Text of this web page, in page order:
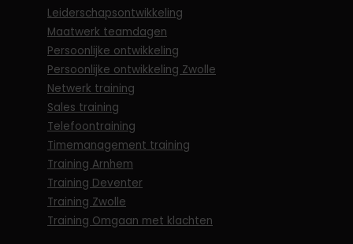
Leiderschapsontwikkeling
Maatwerk teamdagen
Persoonlijke ontwikkeling
Persoonlijke ontwikkeling Zwolle
Netwerk training
Sales training
Telefoontraining
Timemanagement training
Training Arnhem
Training Deventer
Training Zwolle
Training Omgaan met klachten